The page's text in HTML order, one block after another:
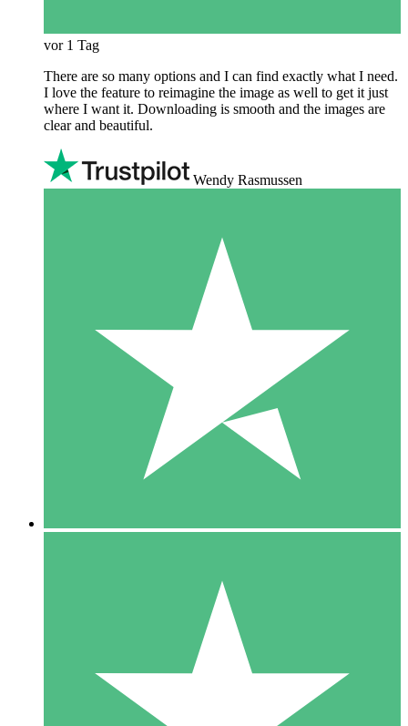
vor 1 Tag
There are so many options and I can find exactly what I need.
I love the feature to reimagine the image as well to get it just
where I want it. Downloading is smooth and the images are
clear and beautiful.
Wendy Rasmussen